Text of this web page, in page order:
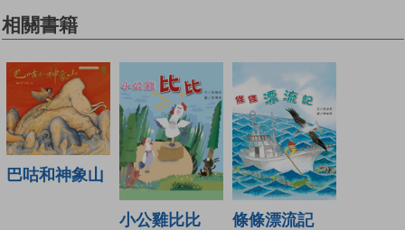
相關書籍
巴咕和神象山
小公雞比比 條條漂流記